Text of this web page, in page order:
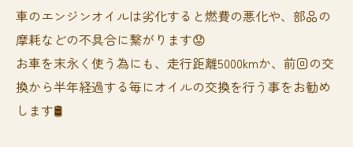
車のエンジンオイルは劣化すると燃費の悪化や、部品の
摩耗などの不具合に繋がります😟
お車を末永く使う為にも、走行距離5000kmか、前回の交
換から半年経過する毎にオイルの交換を行う事をお勧め
します🛢️